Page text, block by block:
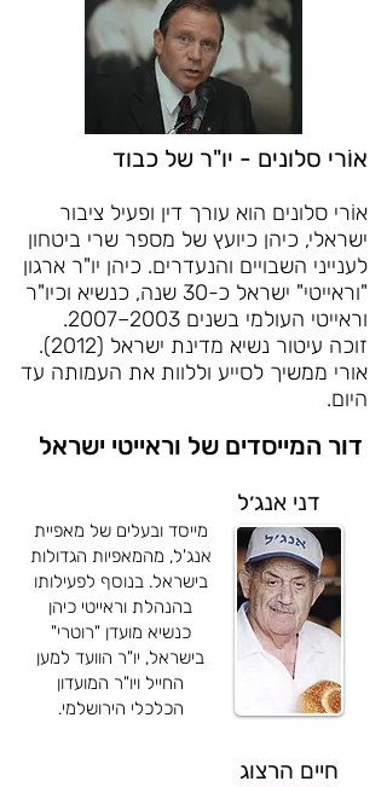
אוֹרי סלונים - יו"ר של כבוד
אוֹרי סלונים הוא עורך דין ופעיל ציבור
ישראלי, כיהן כיועץ של מספר שרי ביטחון
לענייני השבויים והנעדרים. כיהן יו"ר ארגון
"וראייטי" ישראל כ-30 שנה, כנשיא וכיו"ר
וראייטי העולמי בשנים 2003–2007.
זוכה עיטור נשיא מדינת ישראל (2012).
אורי ממשיך לסייע וללוות את העמותה עד
היום.
דור המייסדים של וראייטי ישראל
דני אנג׳ל
מייסד ובעלים של מאפיית
אנג'ל, מהמאפיות הגדולות
בישראל. בנוסף לפעילותו
בהנהלת וראייטי כיהן
כנשיא מועדן "רוטרי"
בישראל, יו"ר הוועד למען
החייל ויו"ר המועדון
הכלכלי הירושלמי.
חיים הרצוג